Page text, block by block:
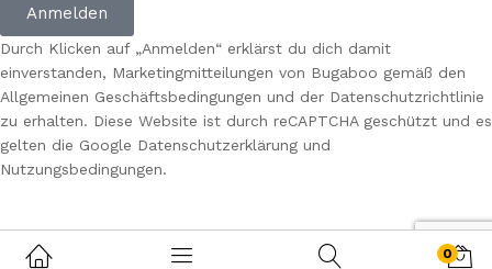
0
Anmelden
Durch Klicken auf „Anmelden“ erklärst du dich damit
einverstanden, Marketingmitteilungen von Bugaboo gemäß den
Allgemeinen Geschäftsbedingungen und der Datenschutzrichtlinie
zu erhalten. Diese Website ist durch reCAPTCHA geschützt und es
gelten die Google Datenschutzerklärung und
Nutzungsbedingungen.